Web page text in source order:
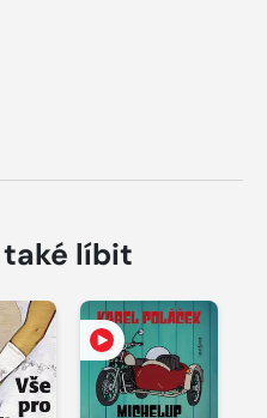
také líbit